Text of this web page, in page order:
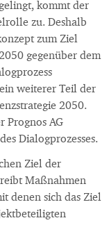
kommt der
zu. Deshalb
zum Ziel
gegenüber dem
weiterer Teil der
2050.
Prognos AG
Dialogprozesses.
Ziel der
Maßnahmen
denen sich das Ziel